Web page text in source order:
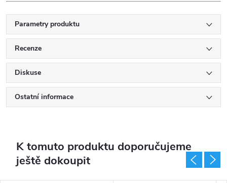
Parametry produktu
Recenze
Diskuse
Ostatní informace
K tomuto produktu doporučujeme
ještě dokoupit